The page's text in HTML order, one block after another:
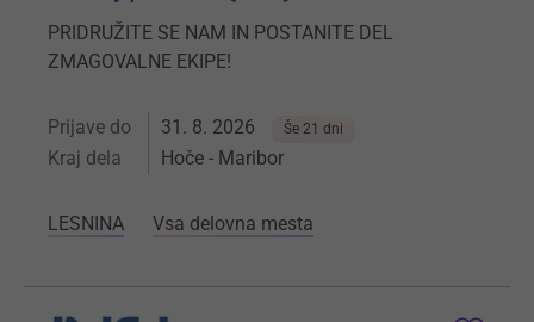
PRIDRUŽITE SE NAM IN POSTANITE DEL
ZMAGOVALNE EKIPE!
Prijave do 31. 8. 2026 Še 21 dni
Kraj dela Hoče - Maribor
LESNINA Vsa delovna mesta